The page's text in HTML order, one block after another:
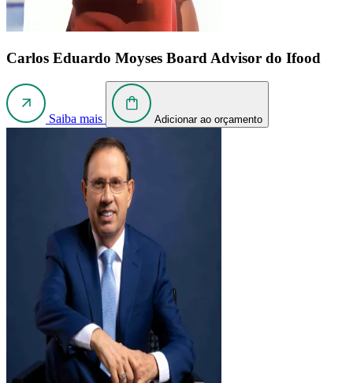
Carlos Eduardo Moyses Board Advisor do Ifood
Saiba mais Adicionar ao orçamento